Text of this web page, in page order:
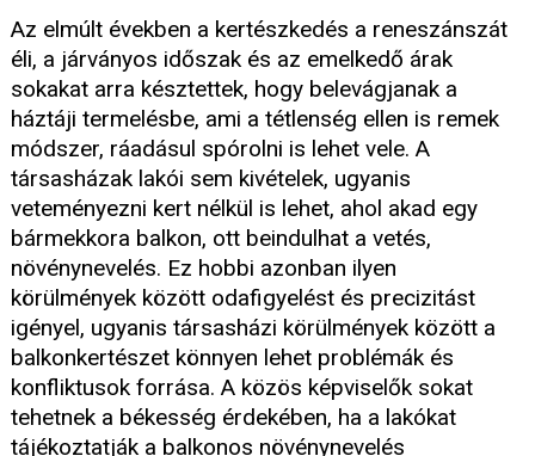
Az elmúlt években a kertészkedés a reneszánszát
éli, a járványos időszak és az emelkedő árak
sokakat arra késztettek, hogy belevágjanak a
háztáji termelésbe, ami a tétlenség ellen is remek
módszer, ráadásul spórolni is lehet vele. A
társasházak lakói sem kivételek, ugyanis
veteményezni kert nélkül is lehet, ahol akad egy
bármekkora balkon, ott beindulhat a vetés,
növénynevelés. Ez hobbi azonban ilyen
körülmények között odafigyelést és precizitást
igényel, ugyanis társasházi körülmények között a
balkonkertészet könnyen lehet problémák és
konfliktusok forrása. A közös képviselők sokat
tehetnek a békesség érdekében, ha a lakókat
tájékoztatják a balkonos növénynevelés